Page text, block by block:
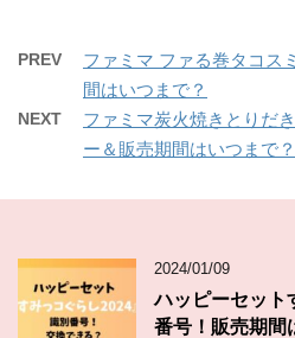
PREV
ファミマ ファる巻タコス
間はいつまで？
NEXT
ファミマ炭火焼きとりだ
ー＆販売期間はいつまで？
2024/01/09
ハッピーセット
番号！販売期間